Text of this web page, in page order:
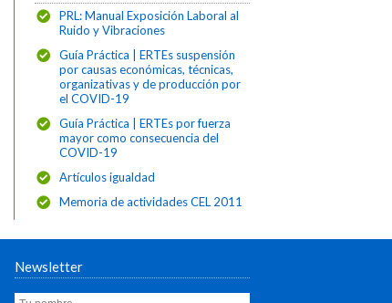
PRL: Manual Exposición Laboral al
Ruido y Vibraciones
Guía Práctica | ERTEs suspensión
por causas económicas, técnicas,
organizativas y de producción por
el COVID-19
Guía Práctica | ERTEs por fuerza
mayor como consecuencia del
COVID-19
Artículos igualdad
Memoria de actividades CEL 2011
Newsletter